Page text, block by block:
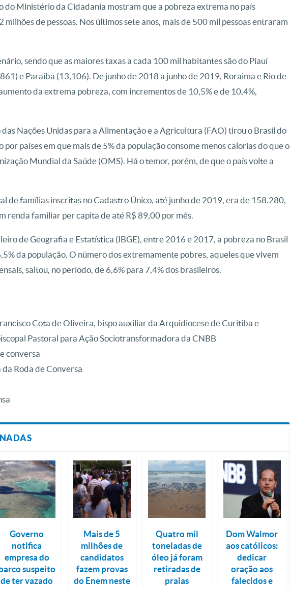
do Ministério da Cidadania mostram que a pobreza extrema no país
milhões de pessoas. Nos últimos sete anos, mais de 500 mil pessoas entraram
sendo que as maiores taxas a cada 100 mil habitantes são do Piauí
e Paraíba (13,106). De junho de 2018 a junho de 2019, Roraima e Rio de
da extrema pobreza, com incrementos de 10,5% e de 10,4%,
Nações Unidas para a Alimentação e a Agricultura (FAO) tirou o Brasil do
por países em que mais de 5% da população consome menos calorias do que o
Mundial da Saúde (OMS). Há o temor, porém, de que o país volte a
de famílias inscritas no Cadastro Único, até junho de 2019, era de 158.280,
renda familiar per capita de até R$ 89,00 por mês.
de Geografia e Estatística (IBGE), entre 2016 e 2017, a pobreza no Brasil
da população. O número dos extremamente pobres, aqueles que vivem
saltou, no período, de 6,6% para 7,4% dos brasileiros.
Cota de Oliveira, bispo auxiliar da Arquidiocese de Curitiba e
Pastoral para Ação Sociotransformadora da CNBB
conversa
Roda de Conversa
Governo
notifica
empresa do
suspeito
de ter vazado
Mais de 5
milhões de
candidatos
fazem provas
do Enem neste
Quatro mil
toneladas de
óleo já foram
retiradas de
praias
Dom Walmor
aos católicos:
dedicar
oração aos
falecidos e